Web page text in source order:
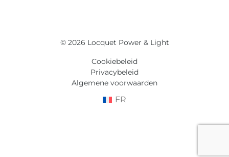
© 2026 Locquet Power & Light
Cookiebeleid
Privacybeleid
Algemene voorwaarden
FR